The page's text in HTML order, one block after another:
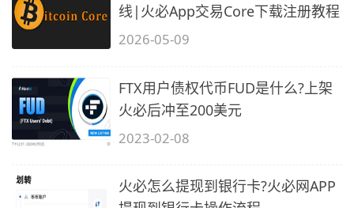
线|火必App交易Core下载注册教程
2026-05-09
FTX用户债权代币FUD是什么?上架
火必后冲至200美元
2023-02-08
火必怎么提现到银行卡?火必网APP